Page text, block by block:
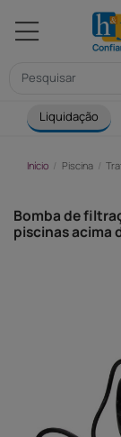
Liquidação
Início Piscina
Bomba de
piscinas acima